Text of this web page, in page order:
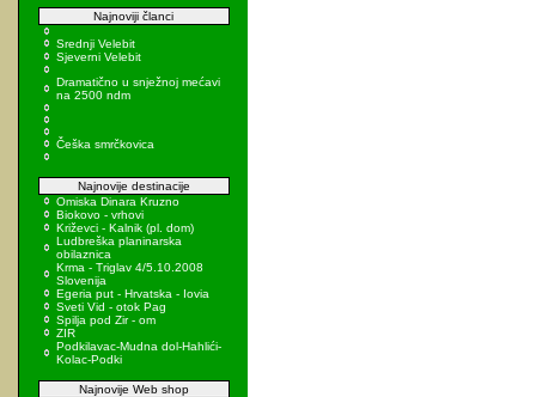
Najnoviji članci
Srednji Velebit
Sjeverni Velebit
Dramatično u snježnoj mećavi
na 2500 ndm
Češka smrčkovica
Najnovije destinacije
Omiska Dinara Kruzno
Biokovo - vrhovi
Križevci - Kalnik (pl. dom)
Ludbreška planinarska
obilaznica
Krma - Triglav 4/5.10.2008
Slovenija
Egeria put - Hrvatska - Iovia
Sveti Vid - otok Pag
Spilja pod Zir - om
ZIR
Podkilavac-Mudna dol-Hahlići-
Kolac-Podki
Najnovije Web shop